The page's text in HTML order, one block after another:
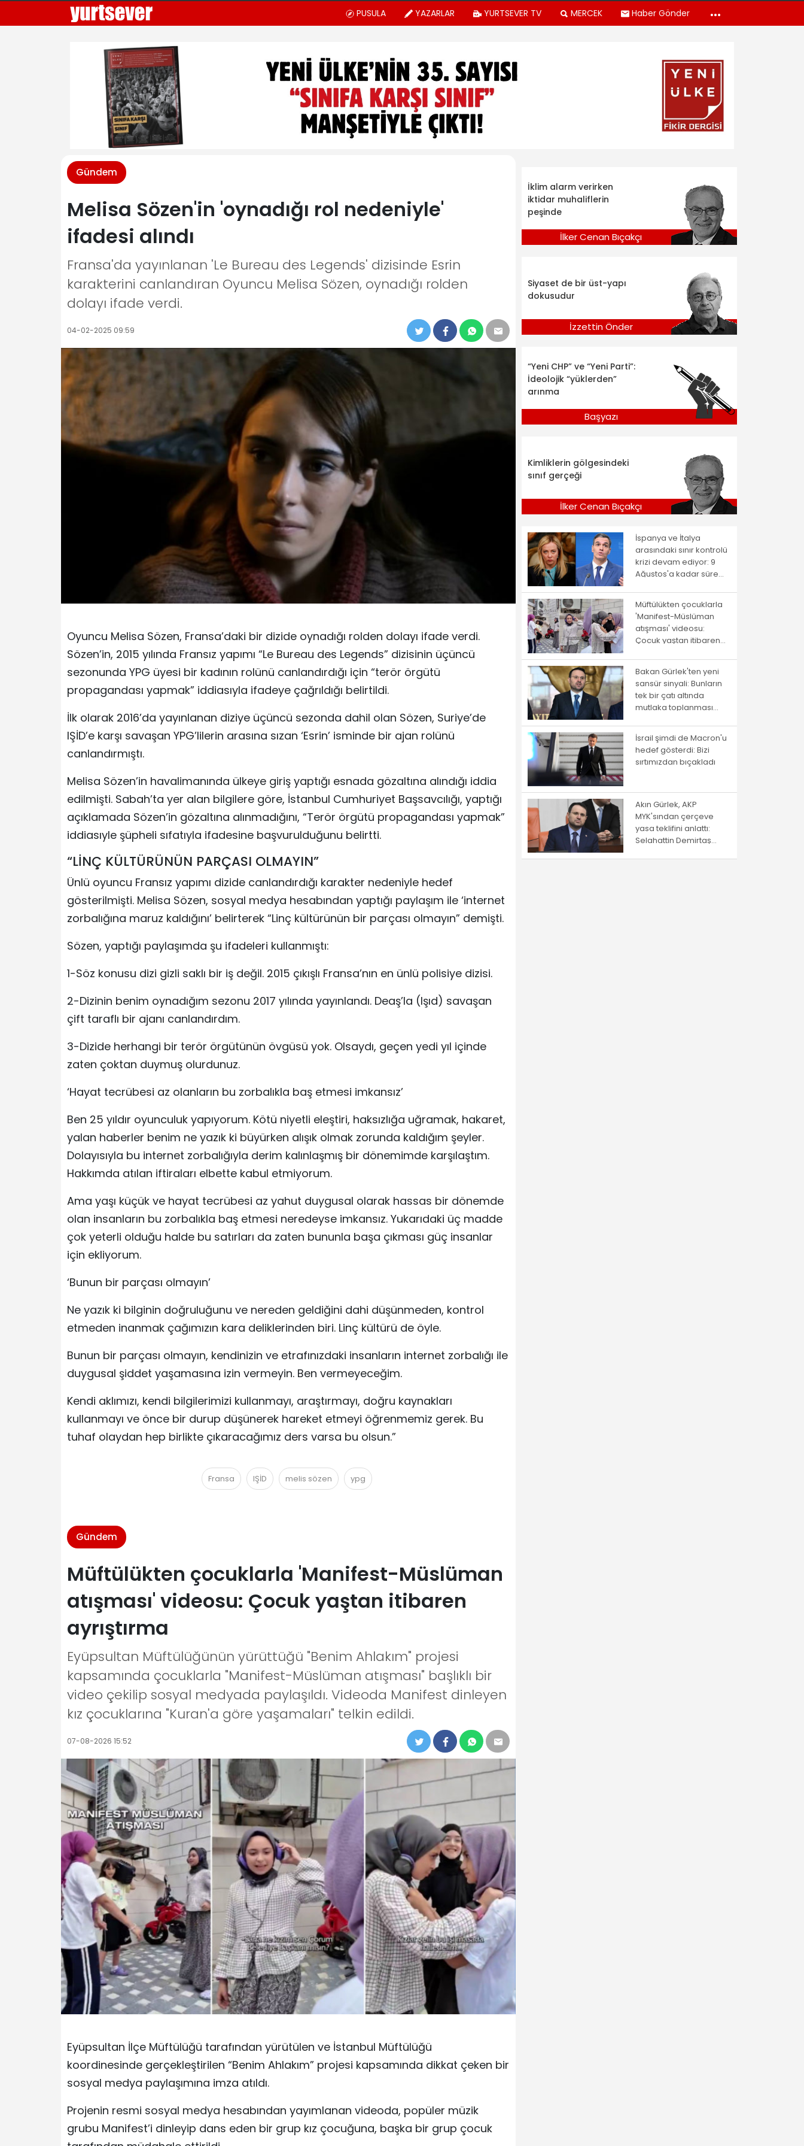
PUSULA YAZARLAR YURTSEVER TV MERCEK Haber Gönder
Gündem
Melisa Sözen'in 'oynadığı rol nedeniyle'
ifadesi alındı
Fransa'da yayınlanan 'Le Bureau des Legends' dizisinde Esrin
karakterini canlandıran Oyuncu Melisa Sözen, oynadığı rolden
dolayı ifade verdi.
04-02-2025 09:59
Oyuncu Melisa Sözen, Fransa’daki bir dizide oynadığı rolden dolayı ifade verdi.
Sözen’in, 2015 yılında Fransız yapımı “Le Bureau des Legends” dizisinin üçüncü
sezonunda YPG üyesi bir kadının rolünü canlandırdığı için “terör örgütü
propagandası yapmak” iddiasıyla ifadeye çağrıldığı belirtildi.
İlk olarak 2016’da yayınlanan diziye üçüncü sezonda dahil olan Sözen, Suriye’de
IŞİD’e karşı savaşan YPG’lilerin arasına sızan ‘Esrin’ isminde bir ajan rolünü
canlandırmıştı.
Melisa Sözen’in havalimanında ülkeye giriş yaptığı esnada gözaltına alındığı iddia
edilmişti. Sabah’ta yer alan bilgilere göre, İstanbul Cumhuriyet Başsavcılığı, yaptığı
açıklamada Sözen’in gözaltına alınmadığını, “Terör örgütü propagandası yapmak”
iddiasıyle şüpheli sıfatıyla ifadesine başvurulduğunu belirtti.
“LİNÇ KÜLTÜRÜNÜN PARÇASI OLMAYIN”
Ünlü oyuncu Fransız yapımı dizide canlandırdığı karakter nedeniyle hedef
gösterilmişti. Melisa Sözen, sosyal medya hesabından yaptığı paylaşım ile ‘internet
zorbalığına maruz kaldığını’ belirterek “Linç kültürünün bir parçası olmayın” demişti.
Sözen, yaptığı paylaşımda şu ifadeleri kullanmıştı:
1-Söz konusu dizi gizli saklı bir iş değil. 2015 çıkışlı Fransa’nın en ünlü polisiye dizisi.
2-Dizinin benim oynadığım sezonu 2017 yılında yayınlandı. Deaş’la (Işıd) savaşan
çift taraflı bir ajanı canlandırdım.
3-Dizide herhangi bir terör örgütünün övgüsü yok. Olsaydı, geçen yedi yıl içinde
zaten çoktan duymuş olurdunuz.
‘Hayat tecrübesi az olanların bu zorbalıkla baş etmesi imkansız’
Ben 25 yıldır oyunculuk yapıyorum. Kötü niyetli eleştiri, haksızlığa uğramak, hakaret,
yalan haberler benim ne yazık ki büyürken alışık olmak zorunda kaldığım şeyler.
Dolayısıyla bu internet zorbalığıyla derim kalınlaşmış bir dönemimde karşılaştım.
Hakkımda atılan iftiraları elbette kabul etmiyorum.
Ama yaşı küçük ve hayat tecrübesi az yahut duygusal olarak hassas bir dönemde
olan insanların bu zorbalıkla baş etmesi neredeyse imkansız. Yukarıdaki üç madde
çok yeterli olduğu halde bu satırları da zaten bununla başa çıkması güç insanlar
için ekliyorum.
‘Bunun bir parçası olmayın’
Ne yazık ki bilginin doğruluğunu ve nereden geldiğini dahi düşünmeden, kontrol
etmeden inanmak çağımızın kara deliklerinden biri. Linç kültürü de öyle.
Bunun bir parçası olmayın, kendinizin ve etrafınızdaki insanların internet zorbalığı ile
duygusal şiddet yaşamasına izin vermeyin. Ben vermeyeceğim.
Kendi aklımızı, kendi bilgilerimizi kullanmayı, araştırmayı, doğru kaynakları
kullanmayı ve önce bir durup düşünerek hareket etmeyi öğrenmemiz gerek. Bu
tuhaf olaydan hep birlikte çıkaracağımız ders varsa bu olsun.”
Fransa IŞİD melis sözen ypg
Gündem
Müftülükten çocuklarla 'Manifest-Müslüman
atışması' videosu: Çocuk yaştan itibaren
ayrıştırma
Eyüpsultan Müftülüğünün yürüttüğü "Benim Ahlakım" projesi
kapsamında çocuklarla "Manifest-Müslüman atışması" başlıklı bir
video çekilip sosyal medyada paylaşıldı. Videoda Manifest dinleyen
kız çocuklarına "Kuran'a göre yaşamaları" telkin edildi.
07-08-2026 15:52
Eyüpsultan İlçe Müftülüğü tarafından yürütülen ve İstanbul Müftülüğü
koordinesinde gerçekleştirilen “Benim Ahlakım” projesi kapsamında dikkat çeken bir
sosyal medya paylaşımına imza atıldı.
Projenin resmi sosyal medya hesabından yayımlanan videoda, popüler müzik
grubu Manifest’i dinleyip dans eden bir grup kız çocuğuna, başka bir grup çocuk
İklim alarm verirken
iktidar muhaliflerin
peşinde
İlker Cenan Bıçakçı
Siyaset de bir üst-yapı
dokusudur
İzzettin Önder
“Yeni CHP” ve “Yeni Parti”:
İdeolojik “yüklerden”
arınma
Başyazı
Kimliklerin gölgesindeki
sınıf gerçeği
İlker Cenan Bıçakçı
İspanya ve İtalya
arasındaki sınır kontrolü
krizi devam ediyor: 9
Ağustos'a kadar süre
Müftülükten çocuklarla
'Manifest-Müslüman
atışması' videosu:
Çocuk yaştan itibaren
Bakan Gürlek'ten yeni
sansür sinyali: Bunların
tek bir çatı altında
mutlaka toplanması
İsrail şimdi de Macron'u
hedef gösterdi: Bizi
sırtımızdan bıçakladı
Akın Gürlek, AKP
MYK'sından çerçeve
yasa teklifini anlattı:
Selahattin Demirtaş